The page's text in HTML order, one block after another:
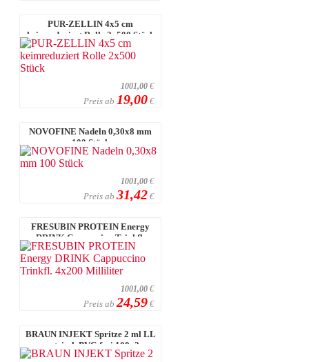
PUR-ZELLIN 4x5 cm
keimreduziert Rolle 2x500 Stück
1001,00 €
Preis ab 19,00 €
NOVOFINE Nadeln 0,30x8 mm
100 Stück
1001,00 €
Preis ab 31,42 €
FRESUBIN PROTEIN Energy
DRINK Cappuccino Trinkfl.
4x200 Millilit ...
1001,00 €
Preis ab 24,59 €
BRAUN INJEKT Spritze 2 ml LL
zentrisch PVC-frei 100x2
Milliliter